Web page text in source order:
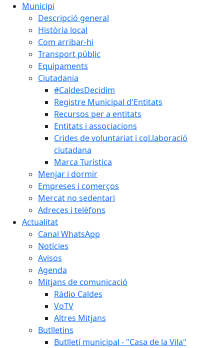
Municipi
Descripció general
Història local
Com arribar-hi
Transport públic
Equipaments
Ciutadania
#CaldesDecidim
Registre Municipal d'Entitats
Recursos per a entitats
Entitats i associacions
Crides de voluntariat i col.laboració
ciutadana
Marca Turística
Menjar i dormir
Empreses i comerços
Mercat no sedentari
Adreces i telèfons
Actualitat
Canal WhatsApp
Notícies
Avisos
Agenda
Mitjans de comunicació
Ràdio Caldes
VoTV
Altres Mitjans
Butlletins
Butlletí municipal - "Casa de la Vila"